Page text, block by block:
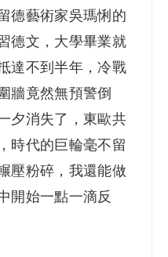
德藝術家吳瑪悧的
德文，大學畢業就
達不到半年，冷戰
牆竟然無預警倒
夕消失了，東歐共
時代的巨輪毫不留
壓粉碎，我還能做
開始一點一滴反